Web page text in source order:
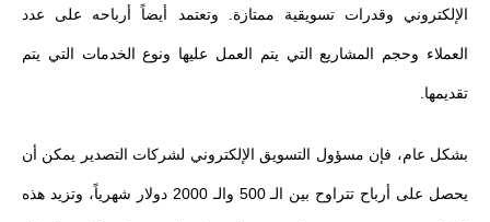
الإلكتروني وقدرات تسويقية ممتازة. وتعتمد أيضاً أرباحه على عدد
العملاء وحجم المشاريع التي يتم العمل عليها ونوع الخدمات التي يتم
تقديمها.
بشكل عام، فإن مسؤول التسويق الإلكتروني لشركات التصدير يمكن أن
يحصل على أرباح تتراوح بين الـ 500 والـ 2000 دولار شهرياً، وتزيد هذه